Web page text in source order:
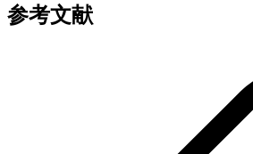
参考文献